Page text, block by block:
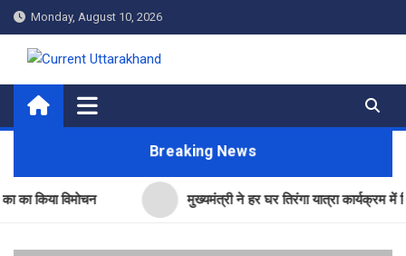
Skip
to
content
Monday, August 10, 2026
Current Uttarakhand
Breaking News
विमोचन मुख्यमंत्री ने हर घर तिरंगा यात्रा कार्यक्रम में किया